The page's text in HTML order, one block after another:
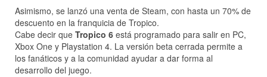
Asimismo, se lanzó una venta de Steam, con hasta un 70% de
descuento en la franquicia de Tropico.
Cabe decir que Tropico 6 está programado para salir en PC,
Xbox One y Playstation 4. La versión beta cerrada permite a
los fanáticos y a la comunidad ayudar a dar forma al
desarrollo del juego.